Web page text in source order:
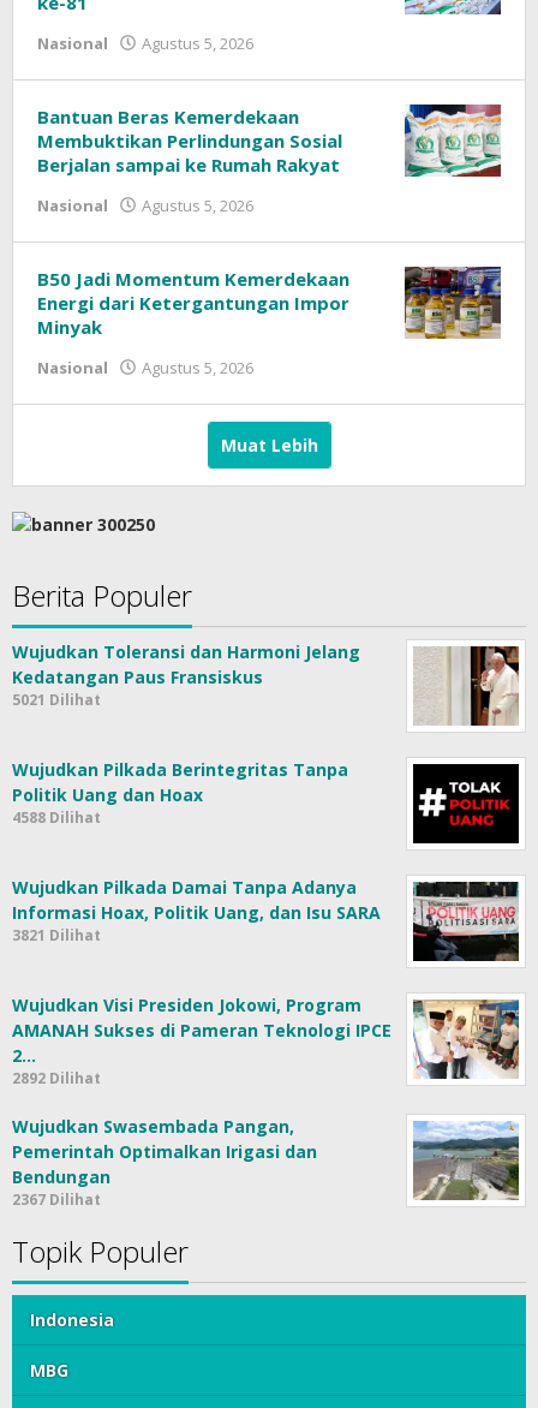
Nasional Agustus 5, 2026
Bantuan Beras Kemerdekaan
Membuktikan Perlindungan Sosial
Berjalan sampai ke Rumah Rakyat
Nasional Agustus 5, 2026
B50 Jadi Momentum Kemerdekaan
Energi dari Ketergantungan Impor
Minyak
Nasional Agustus 5, 2026
Muat Lebih
Berita Populer
Wujudkan Toleransi dan Harmoni Jelang
Kedatangan Paus Fransiskus
5021 Dilihat
Wujudkan Pilkada Berintegritas Tanpa
Politik Uang dan Hoax
4588 Dilihat
Wujudkan Pilkada Damai Tanpa Adanya
Informasi Hoax, Politik Uang, dan Isu SARA
3821 Dilihat
Wujudkan Visi Presiden Jokowi, Program
AMANAH Sukses di Pameran Teknologi IPCE
2…
2892 Dilihat
Wujudkan Swasembada Pangan,
Pemerintah Optimalkan Irigasi dan
Bendungan
2367 Dilihat
Topik Populer
Indonesia
MBG